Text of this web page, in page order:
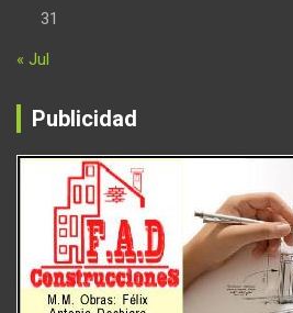
31
« Jul
Publicidad